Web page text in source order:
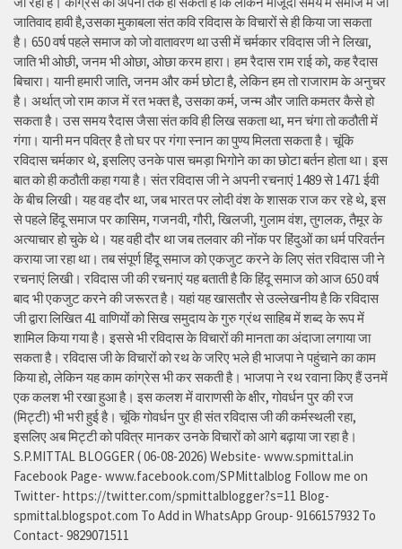
जातिवाद हावी है,उसका मुकाबला संत कवि रविदास के विचारों से ही किया जा सकता
है। 650 वर्ष पहले समाज को जो वातावरण था उसी में चर्मकार रविदास जी ने लिखा,
जाति भी ओछी, जनम भी ओछा, ओछा करम हारा। हम रैदास राम राई को, कह रैदास
बिचारा। यानी हमारी जाति, जनम और कर्म छोटा है, लेकिन हम तो राजाराम के अनुचर
है। अर्थात् जो राम काज में रत भक्त है, उसका कर्म, जन्म और जाति कमतर कैसे हो
सकता है। उस समय रैदास जैसा संत कवि ही लिख सकता था, मन चंगा तो कठौती में
गंगा। यानी मन पवित्र है तो घर पर गंगा स्नान का पुण्य मिलता सकता है। चूंकि
रविदास चर्मकार थे, इसलिए उनके पास चमड़ा भिगोने का का छोटा बर्तन होता था। इस
बात को ही कठौती कहा गया है। संत रविदास जी ने अपनी रचनाएं 1489 से 1471 ईवी
के बीच लिखी। यह वह दौर था, जब भारत पर लोदी वंश के शासक राज कर रहे थे, इस
से पहले हिंदू समाज पर कासिम, गजनवी, गौरी, खिलजी, गुलाम वंश, तुगलक, तैमूर के
अत्याचार हो चुके थे। यह वही दौर था जब तलवार की नोंक पर हिंदुओं का धर्म परिवर्तन
कराया जा रहा था। तब संपूर्ण हिंदू समाज को एकजुट करने के लिए संत रविदास जी ने
रचनाएं लिखी। रविदास जी की रचनाएं यह बताती है कि हिंदू समाज को आज 650 वर्ष
बाद भी एकजुट करने की जरूरत है। यहां यह खासतौर से उल्लेखनीय है कि रविदास
जी द्वारा लिखित 41 वाणियोंं को सिख समुदाय के गुरु ग्रंथ साहिब में शब्द के रूप में
शामिल किया गया है। इससे भी रविदास के विचारों की मानता का अंदाजा लगाया जा
सकता है। रविदास जी के विचारों को रथ के जरिए भले ही भाजपा ने पहुंचाने का काम
किया हो, लेकिन यह काम कांग्रेस भी कर सकती है। भाजपा ने रथ रवाना किए हैं उनमें
एक कलश भी रखा हुआ है। इस कलश में वाराणसी के क्षीर, गोवर्धन पुर की रज
(मिट्टी) भी भरी हुई है। चूंकि गोवर्धन पुर ही संत रविदास जी की कर्मस्थली रहा,
इसलिए अब मिट्टी को पवित्र मानकर उनके विचारों को आगे बढ़ाया जा रहा है।
S.P.MITTAL BLOGGER ( 06-08-2026) Website- www.spmittal.in
Facebook Page- www.facebook.com/SPMittalblog Follow me on
Twitter- https://twitter.com/spmittalblogger?s=11 Blog-
spmittal.blogspot.com To Add in WhatsApp Group- 9166157932 To
Contact- 9829071511